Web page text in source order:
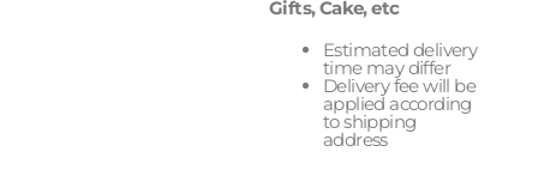
Gifts, Cake, etc
Estimated delivery
time may differ
Delivery fee will be
applied according
to shipping
address